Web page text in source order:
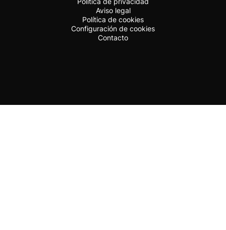
Aviso legal
Política de cookies
Configuración de cookies
Contacto